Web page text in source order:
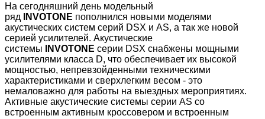
На сегодняшний день модельный
ряд
INVOTONE пополнился новыми моделями
акустических систем серий DSX и AS, а так же новой
серией усилителей. Акустические
системы INVOTONE серии DSX снабжены мощными
усилителями класса D, что обеспечивает их высокой
мощностью, непревзойденными техническими
характеристиками и сверхлегким весом - это
немаловажно для работы на выездных мероприятиях.
Активные акустические системы серии AS со
встроенным активным кроссовером и встроенным